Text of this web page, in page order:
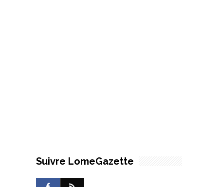
Suivre LomeGazette